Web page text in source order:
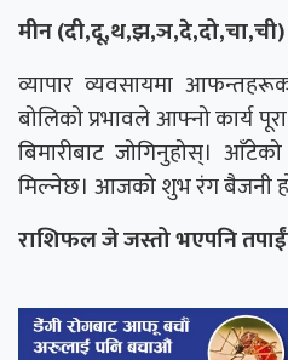
मीन (दी,दू,थ,झ,ञ,दे,दो,चा,ची)
व्यापार व्यवसायमा
बोलिको प्रभावले आफ्नो कार्य
बिमारीबाट जोगिनुहोस्।
मिल्नेछ। आजको शुभ रंग बैजनी
राशिफल जे जस्तो भएपनि